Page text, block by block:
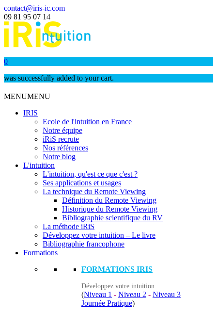
contact@iris-ic.com
09 81 95 07 14
0
was successfully added to your cart.
MENUMENU
IRIS
Ecole de l'intuition en France
Notre équipe
iRiS recrute
Nos références
Notre blog
L'intuition
L'intuition, qu'est ce que c'est ?
Ses applications et usages
La technique du Remote Viewing
Définition du Remote Viewing
Historique du Remote Viewing
Bibliographie scientifique du RV
La méthode iRiS
Développez votre intuition – Le livre
Bibliographie francophone
Formations
FORMATIONS IRIS
Développez votre intuition
(Niveau 1 - Niveau 2 - Niveau 3
Journée Pratique)